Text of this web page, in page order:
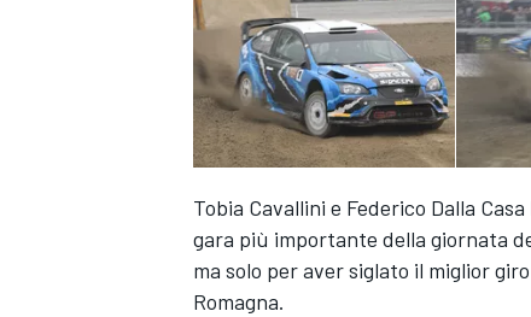
MONOPOSTO
Tobia Cavallini e Federico Dalla
gara più importante della giornata
ma solo per aver siglato il miglior
Romagna.